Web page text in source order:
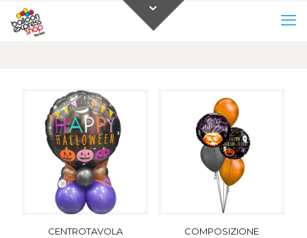
CENTROTAVOLA
COMPOSIZIONE